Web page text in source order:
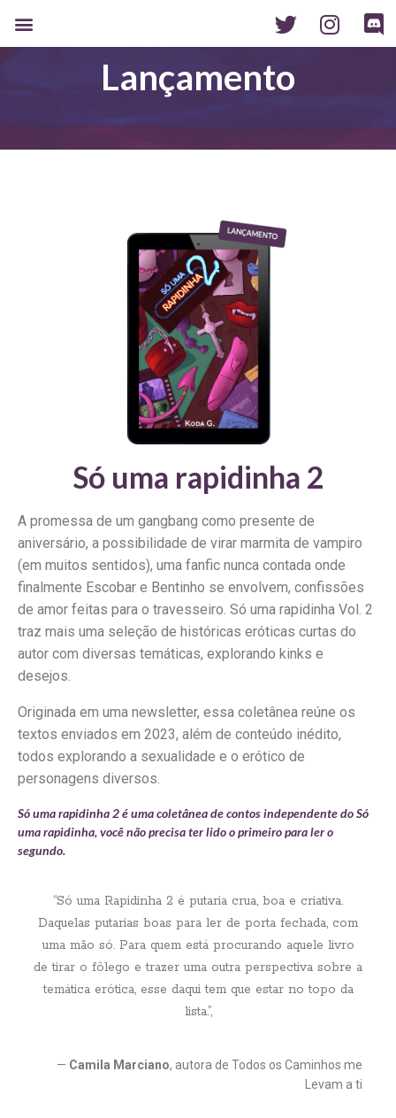
Lançamento
Só uma rapidinha 2
A promessa de um gangbang como presente de
aniversário, a possibilidade de virar marmita de vampiro
(em muitos sentidos), uma fanfic nunca contada onde
finalmente Escobar e Bentinho se envolvem, confissões
de amor feitas para o travesseiro. Só uma rapidinha Vol. 2
traz mais uma seleção de históricas eróticas curtas do
autor com diversas temáticas, explorando kinks e
desejos.
Originada em uma newsletter, essa coletânea reúne os
textos enviados em 2023, além de conteúdo inédito,
todos explorando a sexualidade e o erótico de
personagens diversos.
Só uma rapidinha 2 é uma coletânea de contos independente do Só
uma rapidinha, você não precisa ter lido o primeiro para ler o
segundo.
“Só uma Rapidinha 2 é putaria crua, boa e criativa.
Daquelas putarias boas para ler de porta fechada, com
uma mão só. Para quem está procurando aquele livro
de tirar o fôlego e trazer uma outra perspectiva sobre a
temática erótica, esse daqui tem que estar no topo da
lista.”,
— Camila Marciano, autora de Todos os Caminhos me
Levam a ti